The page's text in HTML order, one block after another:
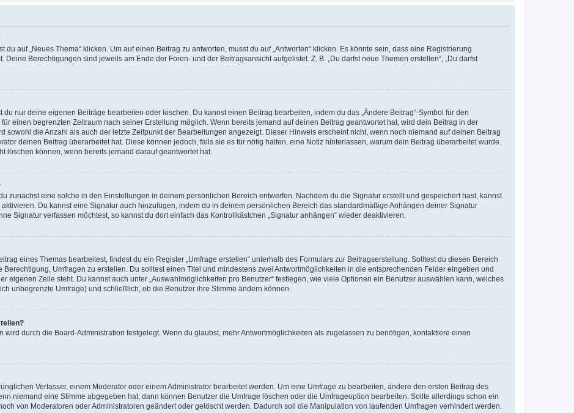
auf „Neues Thema“ klicken. Um auf einen Beitrag zu antworten, musst du auf „Antworten“ klicken. Es könnte sein, dass eine Registrierung
Berechtigungen sind jeweils am Ende der Foren- und der Beitragsansicht aufgelistet. Z. B. „Du darfst neue Themen erstellen“, „Du darfst
nur deine eigenen Beiträge bearbeiten oder löschen. Du kannst einen Beitrag bearbeiten, indem du das „Ändere Beitrag“-Symbol für den
einen begrenzten Zeitraum nach seiner Erstellung möglich. Wenn bereits jemand auf deinen Beitrag geantwortet hat, wird dein Beitrag in der
sowohl die Anzahl als auch der letzte Zeitpunkt der Bearbeitungen angezeigt. Dieser Hinweis erscheint nicht, wenn noch niemand auf deinen Beitrag
deinen Beitrag überarbeitet hat. Diese können jedoch, falls sie es für nötig halten, eine Notiz hinterlassen, warum dein Beitrag überarbeitet wurde.
löschen können, wenn bereits jemand darauf geantwortet hat.
zunächst eine solche in den Einstellungen in deinem persönlichen Bereich entwerfen. Nachdem du die Signatur erstellt und gespeichert hast, kannst
Du kannst eine Signatur auch hinzufügen, indem du in deinem persönlichen Bereich das standardmäßige Anhängen deiner Signatur
Signatur verfassen möchtest, so kannst du dort einfach das Kontrollkästchen „Signatur anhängen“ wieder deaktivieren.
eines Themas bearbeitest, findest du ein Register „Umfrage erstellen“ unterhalb des Formulars zur Beitragserstellung. Solltest du diesen Bereich
Umfragen zu erstellen. Du solltest einen Titel und mindestens zwei Antwortmöglichkeiten in die entsprechenden Felder eingeben und
eigenen Zeile steht. Du kannst auch unter „Auswahlmöglichkeiten pro Benutzer“ festlegen, wie viele Optionen ein Benutzer auswählen kann, welches
unbegrenzte Umfrage) und schließlich, ob die Benutzer ihre Stimme ändern können.
wird durch die Board-Administration festgelegt. Wenn du glaubst, mehr Antwortmöglichkeiten als zugelassen zu benötigen, kontaktiere einen
Verfasser, einem Moderator oder einem Administrator bearbeitet werden. Um eine Umfrage zu bearbeiten, ändere den ersten Beitrag des
niemand eine Stimme abgegeben hat, dann können Benutzer die Umfrage löschen oder die Umfrageoption bearbeiten. Sollte allerdings schon ein
von Moderatoren oder Administratoren geändert oder gelöscht werden. Dadurch soll die Manipulation von laufenden Umfragen verhindert werden.